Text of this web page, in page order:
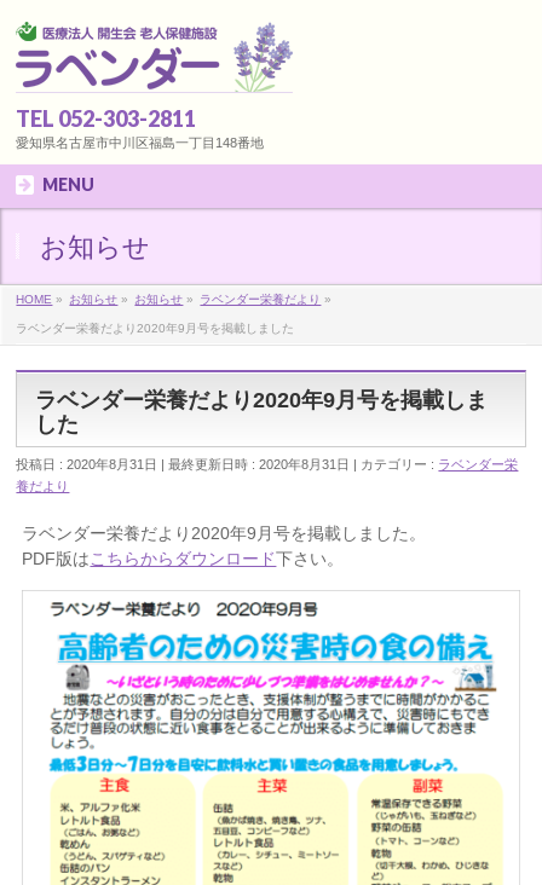
TEL 052-303-2811
愛知県名古屋市中川区福島一丁目148番地
MENU
お知らせ
HOME » お知らせ » お知らせ » ラベンダー栄養だより »
ラベンダー栄養だより2020年9月号を掲載しました
ラベンダー栄養だより2020年9月号を掲載しま
した
投稿日 : 2020年8月31日 最終更新日時 : 2020年8月31日 カテゴリー : ラベンダー栄
養だより
ラベンダー栄養だより2020年9月号を掲載しました。
PDF版はこちらからダウンロード下さい。